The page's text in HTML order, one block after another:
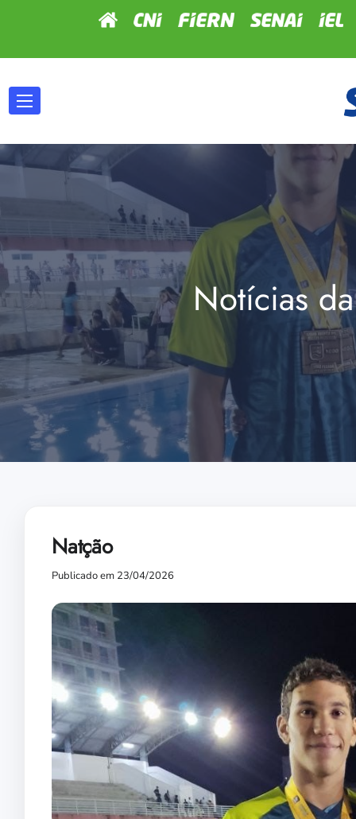
Notícias
Natção
Publicado em 23/04/2026